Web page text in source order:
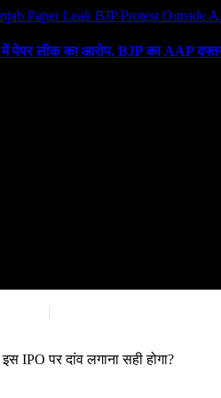
पेपर लीक का आरोप, BJP का AAP
|
IPO पर दांव लगाना सही होगा?